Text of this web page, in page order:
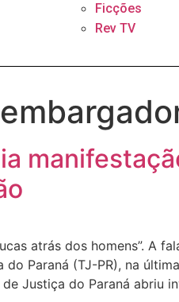
Ficções
Rev TV
atrás dos homens”. A
do Paraná (TJ-PR), na
Justiça do Paraná abriu